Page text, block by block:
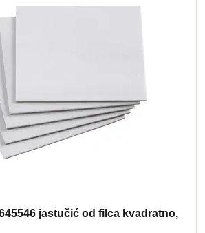
jastučić od filca kvadratno,